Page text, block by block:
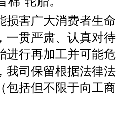
损害广大消费者生
一贯严肃、认真对
进行再加工并可能
我司保留根据法律
包括但不限于向工